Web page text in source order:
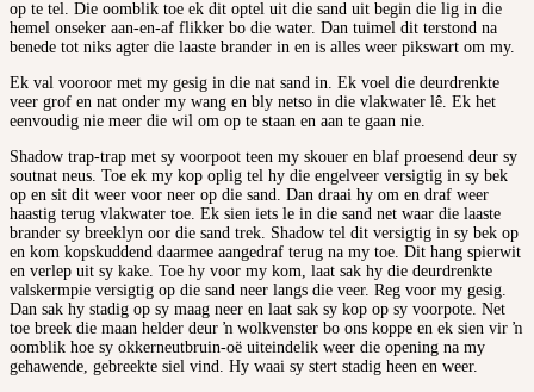
op te tel. Die oomblik toe ek dit optel uit die sand uit begin die lig in die
hemel onseker aan-en-af flikker bo die water. Dan tuimel dit terstond na
benede tot niks agter die laaste brander in en is alles weer pikswart om my.
Ek val vooroor met my gesig in die nat sand in. Ek voel die deurdrenkte
veer grof en nat onder my wang en bly netso in die vlakwater lê. Ek het
eenvoudig nie meer die wil om op te staan en aan te gaan nie.
Shadow trap-trap met sy voorpoot teen my skouer en blaf proesend deur sy
soutnat neus. Toe ek my kop oplig tel hy die engelveer versigtig in sy bek
op en sit dit weer voor neer op die sand. Dan draai hy om en draf weer
haastig terug vlakwater toe. Ek sien iets le in die sand net waar die laaste
brander sy breeklyn oor die sand trek. Shadow tel dit versigtig in sy bek op
en kom kopskuddend daarmee aangedraf terug na my toe. Dit hang spierwit
en verlep uit sy kake. Toe hy voor my kom, laat sak hy die deurdrenkte
valskermpie versigtig op die sand neer langs die veer. Reg voor my gesig.
Dan sak hy stadig op sy maag neer en laat sak sy kop op sy voorpote. Net
toe breek die maan helder deur ŉ wolkvenster bo ons koppe en ek sien vir ŉ
oomblik hoe sy okkerneutbruin-oë uiteindelik weer die opening na my
gehawende, gebreekte siel vind. Hy waai sy stert stadig heen en weer.